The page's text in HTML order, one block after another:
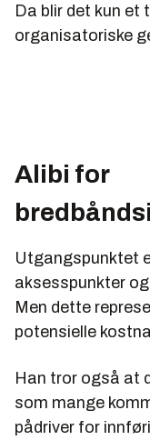
Da blir det kun et
organisatoriske
Alibi for
Utgangspunktet
aksesspunkter
Men dette
potensielle
Han tror også at
som mange
pådriver for